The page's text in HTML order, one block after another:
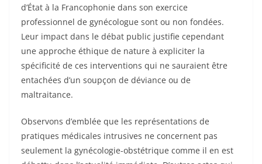
d’État à la Francophonie dans son exercice
professionnel de gynécologue sont ou non fondées.
Leur impact dans le débat public justifie cependant
une approche éthique de nature à expliciter la
spécificité de ces interventions qui ne sauraient être
entachées d’un soupçon de déviance ou de
maltraitance.
Observons d’emblée que les représentations de
pratiques médicales intrusives ne concernent pas
seulement la gynécologie-obstétrique comme il en est